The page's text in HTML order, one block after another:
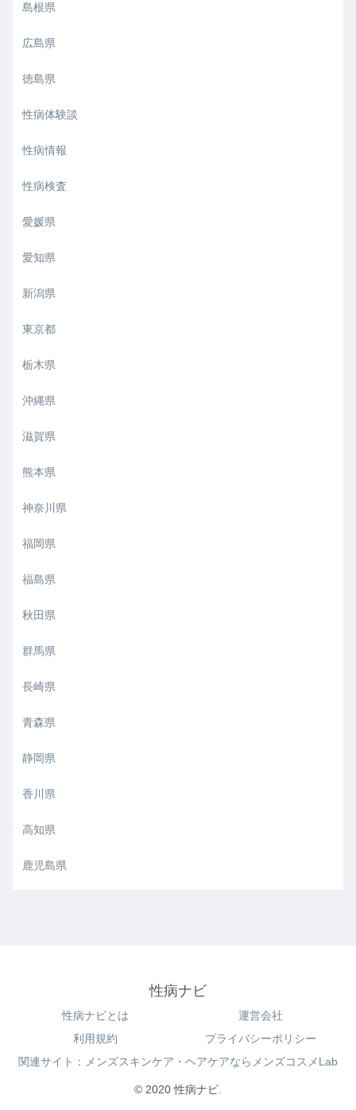
島根県
広島県
徳島県
性病体験談
性病情報
性病検査
愛媛県
愛知県
新潟県
東京都
栃木県
沖縄県
滋賀県
熊本県
神奈川県
福岡県
福島県
秋田県
群馬県
長崎県
青森県
静岡県
香川県
高知県
鹿児島県
性病ナビ
性病ナビとは
運営会社
利用規約
プライバシーポリシー
関連サイト：メンズスキンケア・ヘアケアならメンズコスメLab
© 2020 性病ナビ.